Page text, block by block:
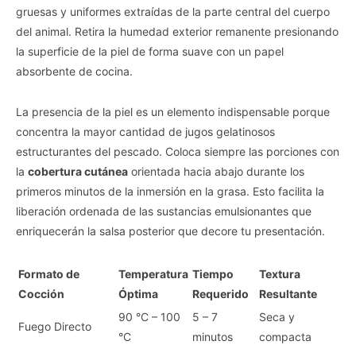
gruesas y uniformes extraídas de la parte central del cuerpo
del animal. Retira la humedad exterior remanente presionando
la superficie de la piel de forma suave con un papel
absorbente de cocina.
La presencia de la piel es un elemento indispensable porque
concentra la mayor cantidad de jugos gelatinosos
estructurantes del pescado. Coloca siempre las porciones con
la cobertura cutánea orientada hacia abajo durante los
primeros minutos de la inmersión en la grasa. Esto facilita la
liberación ordenada de las sustancias emulsionantes que
enriquecerán la salsa posterior que decore tu presentación.
Formato de
Cocción
Temperatura
Óptima
Tiempo
Requerido
Textura
Resultante
Fuego Directo
90 °C – 100
°C
5 – 7
minutos
Seca y
compacta